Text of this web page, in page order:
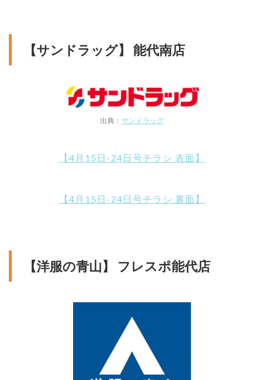
【サンドラッグ】 能代南店
出典： サンドラッグ
【4月15日-24日号チラシ 表面】
【4月15日-24日号チラシ 裏面】
【洋服の青山】 フレスポ能代店